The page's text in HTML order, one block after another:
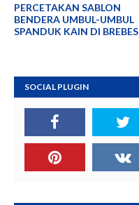
PERCETAKAN SABLON
BENDERA UMBUL-UMBUL
SPANDUK KAIN DI BREBES
SOCIAL PLUGIN